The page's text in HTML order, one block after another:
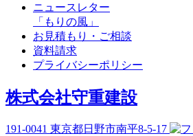
ニュースレター
「もりの風」
お見積もり・ご相談
資料請求
プライバシーポリシー
株式会社守重建設
191-0041 東京都日野市南平8-5-17